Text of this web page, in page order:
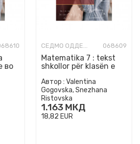
во
СЕДМО ОДДЕЛЕНИЕ 068609
Matematika 7 : tekst
shkollor për klasën e
Автор : Valentina
Gogovska, Snezhana
Ristovska
1.163 МКД
18,82 EUR